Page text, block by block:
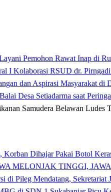
Pemohon Rawat Inap di
I Kolaborasi RSUD dr.
dan Aspirasi Masyarakat di
Desa Setiadarma saat
Korban Dihajar Pakai Botol
MELONJAK TINGGI,
di Pileg Mendatang, Sekretariat